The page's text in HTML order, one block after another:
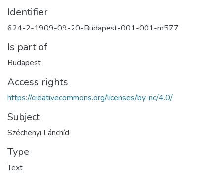
Identifier
624-2-1909-09-20-Budapest-001-001-m577
Is part of
Budapest
Access rights
https://creativecommons.org/licenses/by-nc/4.0/
Subject
Széchenyi Lánchíd
Type
Text